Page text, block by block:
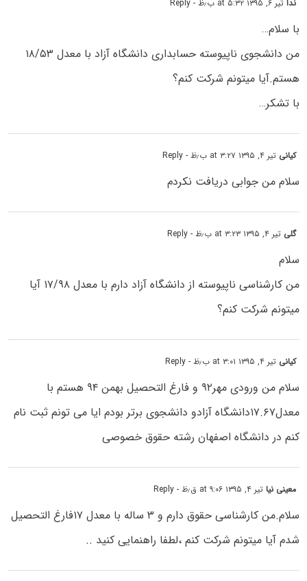
نداتیر ۶, ۱۳۹۵ at ۵:۳۲ ب٫ظ - Reply
با سلام…
من دانشجوی ناپیوسته حسابداری دانشگاه آزاد با معدل ۱۸/۵۳
هستم.آیا میتونم شرکت کنم؟
با تشکر…
کیانی تیر ۴, ۱۳۹۵ at ۳:۲۷ ب٫ظ - Reply
سلام من جوابی دریافت نکردم
گلی تیر ۴, ۱۳۹۵ at ۳:۲۳ ب٫ظ - Reply
سلام
من کارشناسی ناپیوسته از دانشگاه آزاد دارم با معدل ۱۷/۹۸ آیا
میتونم شرکت کنم؟
کیانی تیر ۴, ۱۳۹۵ at ۳:۰۱ ب٫ظ - Reply
سلام من ورودی مهر۹۲ و فارغ التحصیل بهمن ۹۴ هستم با
معدل۱۷.۶۷دانشگاه آزادو دانشجوی برتر بودم ایا می تونم ثبت نام
کنم در دانشگاه اصفهان رشته حقوق خصوصی
معینی نیاتیر ۴, ۱۳۹۵ at ۹:۰۶ ق٫ظ - Reply
سلام.من کارشناسی حقوق دارم و ۳ ساله با معدل ۱۷فارغ التحصیل
شدم آیا میتونم شرکت کنم ،لطفا راهنمایی کنید ..